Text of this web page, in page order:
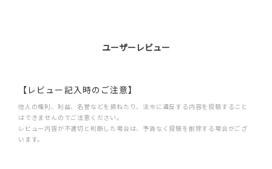
ユーザーレビュー
【レビュー記入時のご注意】
他人の権利、利益、名誉などを損ねたり、法令に違反する内容を投稿すること
はできませんのでご注意ください。
レビュー内容が不適切と判断した場合は、予告なく投稿を削除する場合がござ
います。